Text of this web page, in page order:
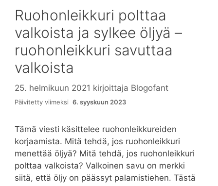
Ruohonleikkuri polttaa
valkoista ja sylkee öljyä –
ruohonleikkuri savuttaa
valkoista
25. helmikuun 2021 kirjoittaja Blogofant
Päivitetty viimeksi 6. syyskuun 2023
Tämä viesti käsittelee ruohonleikkureiden
korjaamista. Mitä tehdä, jos ruohonleikkuri
menettää öljyä? Mitä tehdä, jos ruohonleikkuri
polttaa valkoista? Valkoinen savu on merkki
siitä, että öljy on päässyt palamistiehen. Tästä